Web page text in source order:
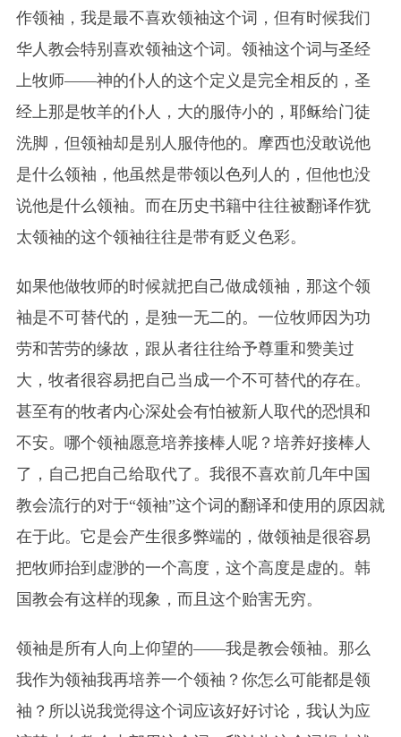
作领袖，我是最不喜欢领袖这个词，但有时候我们
华人教会特别喜欢领袖这个词。领袖这个词与圣经
上牧师——神的仆人的这个定义是完全相反的，圣
经上那是牧羊的仆人，大的服侍小的，耶稣给门徒
洗脚，但领袖却是别人服侍他的。摩西也没敢说他
是什么领袖，他虽然是带领以色列人的，但他也没
说他是什么领袖。而在历史书籍中往往被翻译作犹
太领袖的这个领袖往往是带有贬义色彩。
如果他做牧师的时候就把自己做成领袖，那这个领
袖是不可替代的，是独一无二的。一位牧师因为功
劳和苦劳的缘故，跟从者往往给予尊重和赞美过
大，牧者很容易把自己当成一个不可替代的存在。
甚至有的牧者内心深处会有怕被新人取代的恐惧和
不安。哪个领袖愿意培养接棒人呢？培养好接棒人
了，自己把自己给取代了。我很不喜欢前几年中国
教会流行的对于“领袖”这个词的翻译和使用的原因就
在于此。它是会产生很多弊端的，做领袖是很容易
把牧师抬到虚渺的一个高度，这个高度是虚的。韩
国教会有这样的现象，而且这个贻害无穷。
领袖是所有人向上仰望的——我是教会领袖。那么
我作为领袖我再培养一个领袖？你怎么可能都是领
袖？所以说我觉得这个词应该好好讨论，我认为应